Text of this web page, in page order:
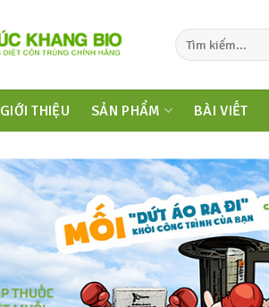
GIỚI THIỆU SẢN PHẨM BÀI VIẾT